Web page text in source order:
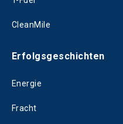
CleanMile
Erfolgsgeschichten
Energie
Fracht